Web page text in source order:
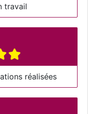
travail
réalisées